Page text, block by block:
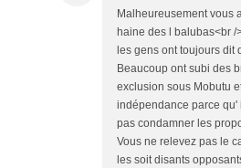
Malheureusement vous
haine des l balubas<br /
les gens ont toujours dit
Beaucoup ont subi des
exclusion sous Mobutu
indépendance parce qu'
pas condamner les
Vous ne relevez pas le
les soit disants